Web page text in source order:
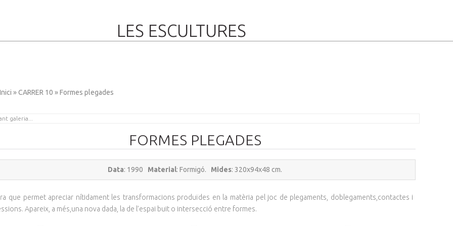
LES ESCULTURES
»CARRER 10 » Formes plegades
FORMES PLEGADES
Data: 1990 Material: Formigó. Mides: 320x94x48 cm.
que permet apreciar nítidament les transformacions produïdes en la matèria pel joc de plegaments, doblegaments,contactes i
Apareix, a més,una nova dada, la de l’espai buit o intersecció entre formes.